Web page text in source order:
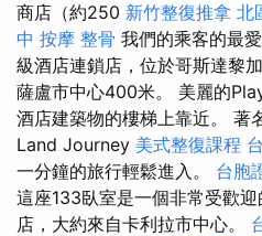
商店（約250 新竹整復推拿 北
中 按摩 整骨 我們的乘客的最
級酒店連鎖店，位於哥斯達黎
薩盧市中心400米。 美麗的
酒店建築物的樓梯上靠近。
Land Journey 美式整復課程
一分鐘的旅行輕鬆進入。 台胞
這座133臥室是一個非常受歡迎
店，大約來自卡利拉市中心。